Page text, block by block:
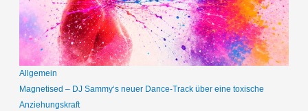
Allgemein
Magnetised – DJ Sammy‘s neuer Dance-Track über eine toxische
Anziehungskraft